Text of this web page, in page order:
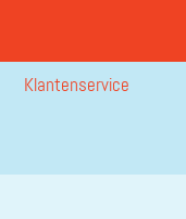
Klantenservice